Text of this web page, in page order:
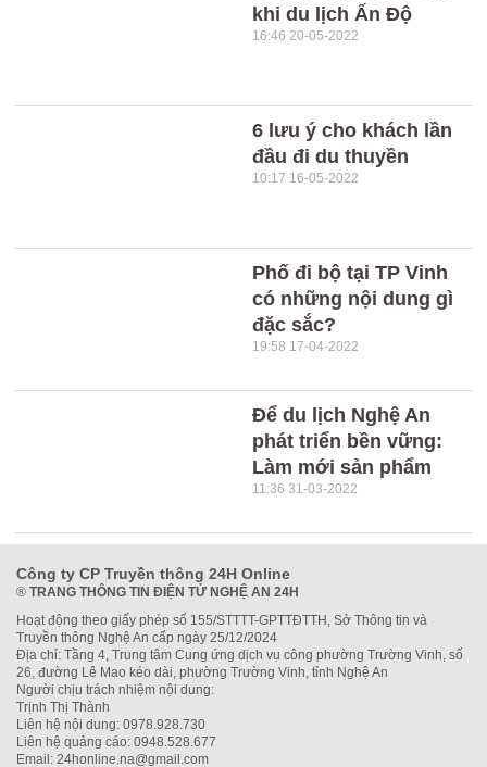
khi du lịch Ấn Độ
16:46 20-05-2022
6 lưu ý cho khách lần
đầu đi du thuyền
10:17 16-05-2022
Phố đi bộ tại TP Vinh
có những nội dung gì
đặc sắc?
19:58 17-04-2022
Để du lịch Nghệ An
phát triển bền vững:
Làm mới sản phẩm
11:36 31-03-2022
Công ty CP Truyền thông 24H Online
® TRANG THÔNG TIN ĐIỆN TỬ NGHỆ AN 24H
Hoạt động theo giấy phép số 155/STTTT-GPTTĐTTH, Sở Thông tin và
Truyền thông Nghệ An cấp ngày 25/12/2024
Địa chỉ: Tầng 4, Trung tâm Cung ứng dịch vụ công phường Trường Vinh, số
26, đường Lê Mao kéo dài, phường Trường Vinh, tỉnh Nghệ An
Người chịu trách nhiệm nội dung:
Trịnh Thị Thành
Liên hệ nội dung: 0978.928.730
Liên hệ quảng cáo: 0948.528.677
Email: 24honline.na@gmail.com